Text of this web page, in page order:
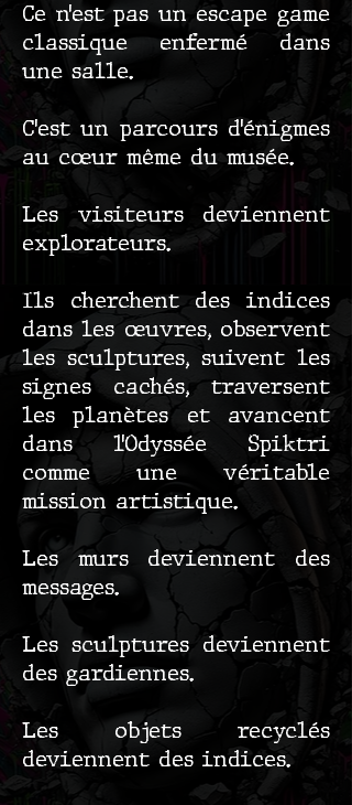
Ce n’est pas un escape game
classique enfermé dans
une salle.
C’est un parcours d’énigmes
au cœur même du musée.
Les visiteurs deviennent
explorateurs.
Ils cherchent des indices
dans les œuvres, observent
les sculptures, suivent les
signes cachés, traversent
les planètes et avancent
dans l’Odyssée Spiktri
comme une véritable
mission artistique.
Les murs deviennent des
messages.
Les sculptures deviennent
des gardiennes.
Les objets recyclés
deviennent des indices.